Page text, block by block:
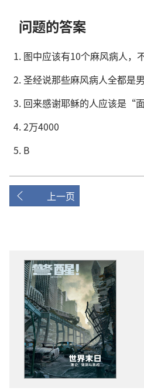
问题的答案
图中应该有10个麻风病人，
圣经说那些麻风病人全都是
回来感谢耶稣的人应该是“
2万4000
B
上一页